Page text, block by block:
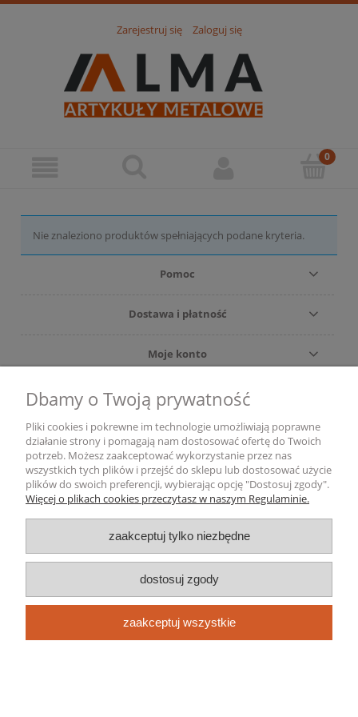
Zarejestruj się Zaloguj się
Nie znaleziono produktów spełniających podane kryteria.
Pomoc
Dostawa i płatność
Moje konto
Gwarancja i zwroty
Informacje o firmie
pokaż pełną wersję strony
Sklep internetowy Shoper.pl
Dbamy o Twoją prywatność
Pliki cookies i pokrewne im technologie umożliwiają poprawne
działanie strony i pomagają nam dostosować ofertę do Twoich
potrzeb. Możesz zaakceptować wykorzystanie przez nas
wszystkich tych plików i przejść do sklepu lub dostosować użycie
plików do swoich preferencji, wybierając opcję "Dostosuj zgody".
Więcej o plikach cookies przeczytasz w naszym Regulaminie.
zaakceptuj tylko niezbędne
dostosuj zgody
zaakceptuj wszystkie